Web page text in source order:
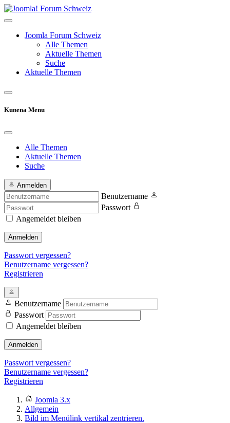
Joomla Forum Schweiz
Alle Themen
Aktuelle Themen
Suche
Aktuelle Themen
Kunena Menu
Alle Themen
Aktuelle Themen
Suche
Anmelden
Benutzername
Passwort
Angemeldet bleiben
Anmelden
Passwort vergessen?
Benutzername vergessen?
Registrieren
Benutzername
Passwort
Angemeldet bleiben
Anmelden
Passwort vergessen?
Benutzername vergessen?
Registrieren
Joomla 3.x
Allgemein
Bild im Menülink vertikal zentrieren.